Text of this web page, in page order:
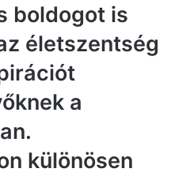
boldogot is
életszentség
a
különösen